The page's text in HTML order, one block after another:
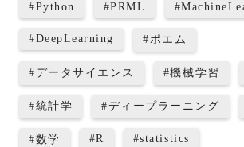
#Python #PRML #
#DeepLearning #ポエム
#データサイエンス #機械学習
#統計学 #ディープラーニング
#数学 #R #statistics